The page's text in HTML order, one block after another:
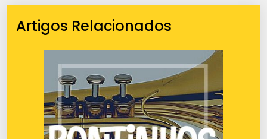
Artigos Relacionados